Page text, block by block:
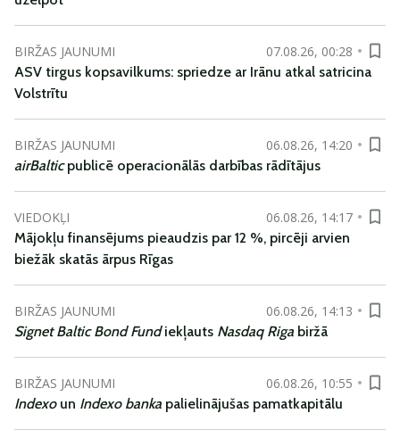
BIRŽAS JAUNUMI
07.08.26, 00:28
ASV tirgus kopsavilkums: spriedze ar Irānu atkal satricina
Volstrītu
BIRŽAS JAUNUMI
06.08.26, 14:20
airBalticpublicē operacionālās darbības rādītājus
VIEDOKĻI
06.08.26, 14:17
Mājokļu finansējums pieaudzis par 12 %, pircēji arvien
biežāk skatās ārpus Rīgas
BIRŽAS JAUNUMI
06.08.26, 14:13
Signet Baltic Bond Fundiekļauts Nasdaq Riga biržā
BIRŽAS JAUNUMI
06.08.26, 10:55
Indexoun Indexo banka palielinājušas pamatkapitālu